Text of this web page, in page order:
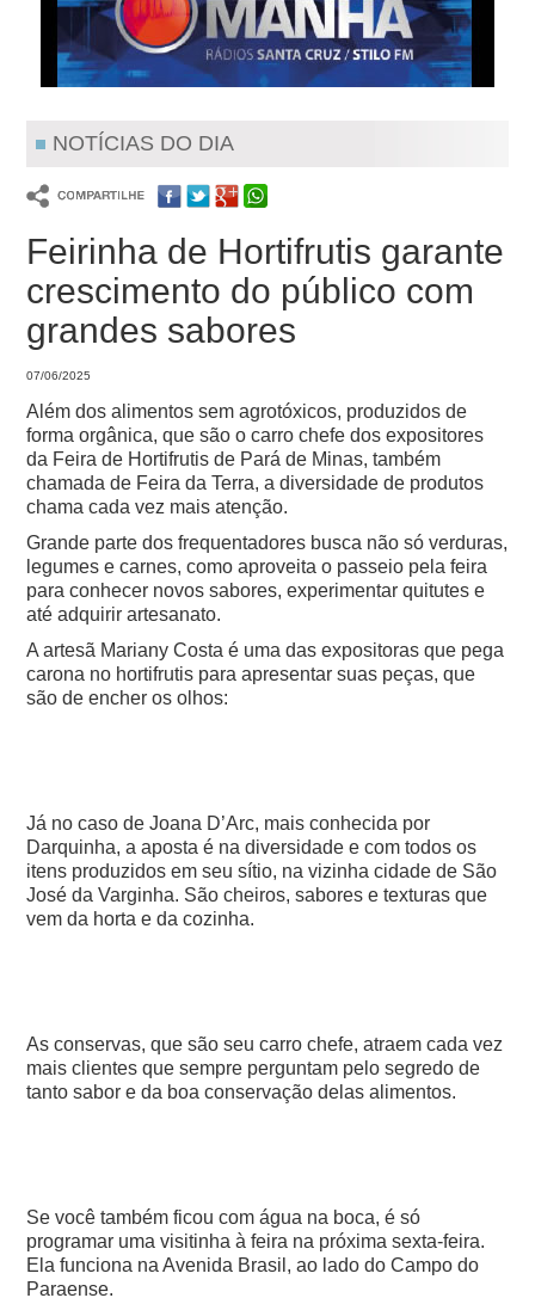
NOTÍCIAS DO DIA
Feirinha de Hortifrutis garante
crescimento do público com
grandes sabores
07/06/2025
Além dos alimentos sem agrotóxicos, produzidos de
forma orgânica, que são o carro chefe dos expositores
da Feira de Hortifrutis de Pará de Minas, também
chamada de Feira da Terra, a diversidade de produtos
chama cada vez mais atenção.
Grande parte dos frequentadores busca não só verduras,
legumes e carnes, como aproveita o passeio pela feira
para conhecer novos sabores, experimentar quitutes e
até adquirir artesanato.
A artesã Mariany Costa é uma das expositoras que pega
carona no hortifrutis para apresentar suas peças, que
são de encher os olhos:
Já no caso de Joana D’Arc, mais conhecida por
Darquinha, a aposta é na diversidade e com todos os
itens produzidos em seu sítio, na vizinha cidade de São
José da Varginha. São cheiros, sabores e texturas que
vem da horta e da cozinha.
As conservas, que são seu carro chefe, atraem cada vez
mais clientes que sempre perguntam pelo segredo de
tanto sabor e da boa conservação delas alimentos.
Se você também ficou com água na boca, é só
programar uma visitinha à feira na próxima sexta-feira.
Ela funciona na Avenida Brasil, ao lado do Campo do
Paraense.